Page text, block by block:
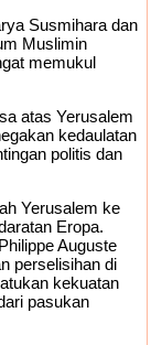
Susmihara dan
Muslimin
memukul
atas Yerusalem
kedaulatan
politis dan
Yerusalem ke
Eropa.
Auguste
perselisihan di
kekuatan
pasukan